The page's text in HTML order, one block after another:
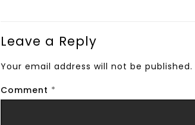
Leave a Reply
Your email address will not be published.
Comment *